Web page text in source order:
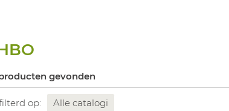
gevonden
op: Alle catalogi